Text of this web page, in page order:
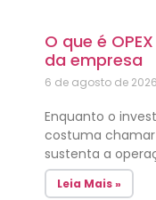
O que é
da empresa
6 de agosto de 2026
Enquanto o
costuma chamar
sustenta a
Leia Mais »